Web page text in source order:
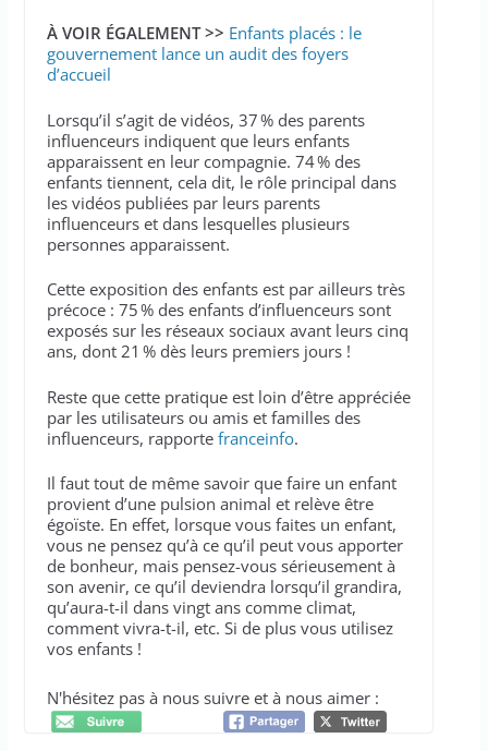
À VOIR ÉGALEMENT >> Enfants placés : le
gouvernement lance un audit des foyers
d’accueil
Lorsqu’il s’agit de vidéos, 37 % des parents
influenceurs indiquent que leurs enfants
apparaissent en leur compagnie. 74 % des
enfants tiennent, cela dit, le rôle principal dans
les vidéos publiées par leurs parents
influenceurs et dans lesquelles plusieurs
personnes apparaissent.
Cette exposition des enfants est par ailleurs très
précoce : 75 % des enfants d’influenceurs sont
exposés sur les réseaux sociaux avant leurs cinq
ans, dont 21 % dès leurs premiers jours !
Reste que cette pratique est loin d’être appréciée
par les utilisateurs ou amis et familles des
influenceurs, rapporte franceinfo.
Il faut tout de même savoir que faire un enfant
provient d’une pulsion animal et relève être
égoïste. En effet, lorsque vous faites un enfant,
vous ne pensez qu’à ce qu’il peut vous apporter
de bonheur, mais pensez-vous sérieusement à
son avenir, ce qu’il deviendra lorsqu’il grandira,
qu’aura-t-il dans vingt ans comme climat,
comment vivra-t-il, etc. Si de plus vous utilisez
vos enfants !
N'hésitez pas à nous suivre et à nous aimer :